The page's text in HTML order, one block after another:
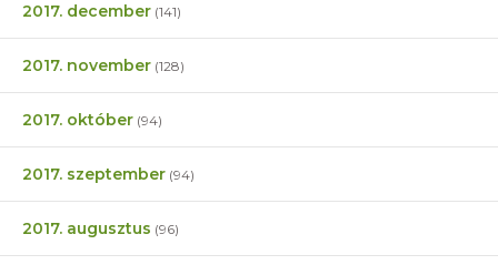
2017. december (141)
2017. november (128)
2017. október (94)
2017. szeptember (94)
2017. augusztus (96)